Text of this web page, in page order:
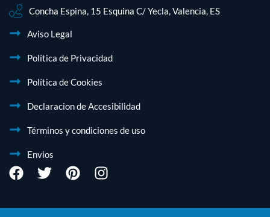
Concha Espina, 15 Esquina C/ Yecla, Valencia, ES
Aviso Legal
Política de Privacidad
Política de Cookies
Declaracion de Accesibilidad
Términos y condiciones de uso
Envios